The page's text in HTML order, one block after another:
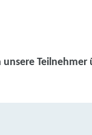
unsere Teilnehmer